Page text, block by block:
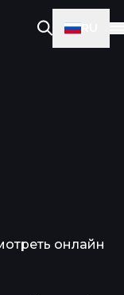
онлайн